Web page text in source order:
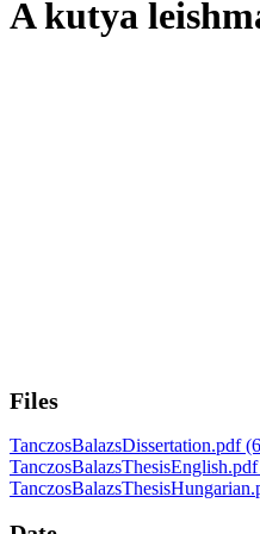
A kutya
Files
TanczosBalazsDissertation.pdf
TanczosBalazsThesisEnglish.pdf